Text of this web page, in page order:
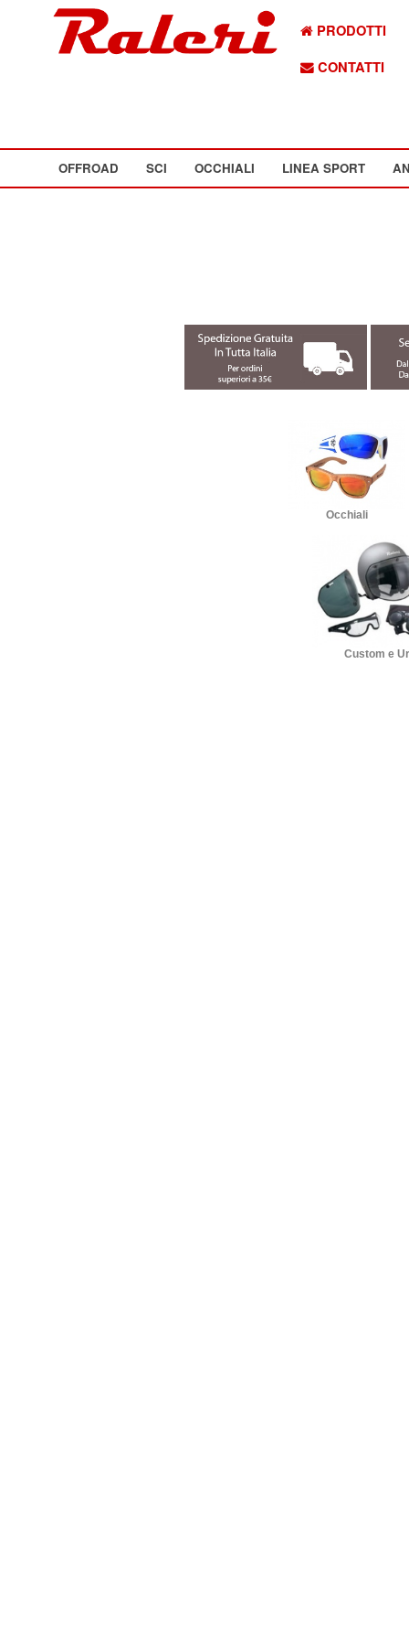
PRODOTTI
CONTATTI
OFFROAD SCI OCCHIALI LINEA SPORT
Occhiali
Custom e